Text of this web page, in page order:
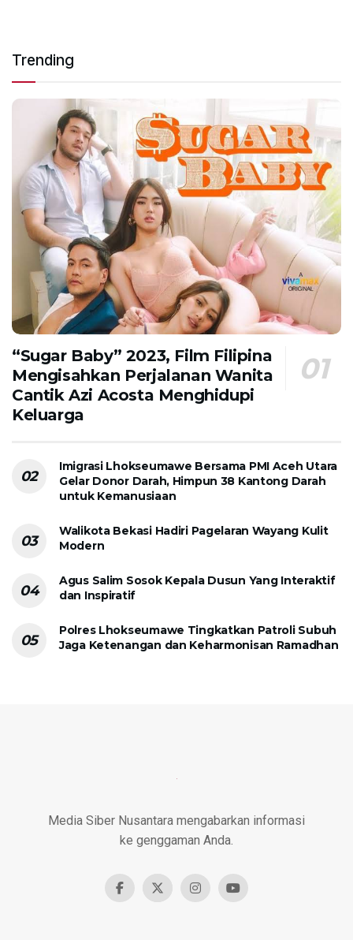
Trending
“Sugar Baby” 2023, Film Filipina
Mengisahkan Perjalanan Wanita
Cantik Azi Acosta Menghidupi
Keluarga
Imigrasi Lhokseumawe Bersama PMI Aceh Utara
Gelar Donor Darah, Himpun 38 Kantong Darah
untuk Kemanusiaan
Walikota Bekasi Hadiri Pagelaran Wayang Kulit
Modern
Agus Salim Sosok Kepala Dusun Yang Interaktif
dan Inspiratif
Polres Lhokseumawe Tingkatkan Patroli Subuh
Jaga Ketenangan dan Keharmonisan Ramadhan
Media Siber Nusantara mengabarkan informasi
ke genggaman Anda.